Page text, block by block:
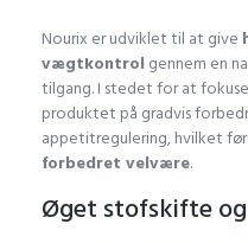
Nourix er udviklet til at give
vægtkontrol gennem en
tilgang. I stedet for at
produktet på gradvis
appetitregulering, hvilket
forbedret velvære.
Øget stofskifte